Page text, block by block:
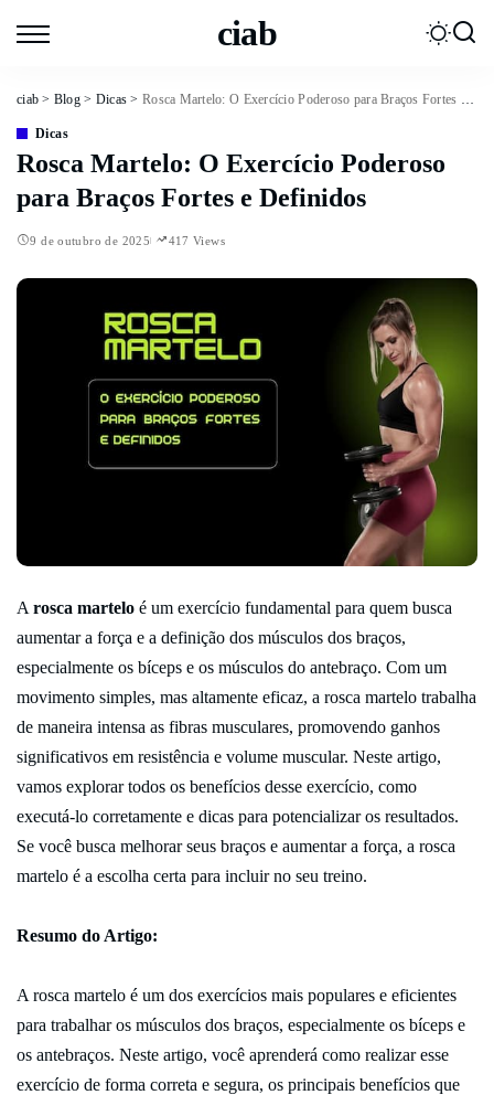
ciab
ciab > Blog > Dicas > Rosca Martelo: O Exercício Poderoso para Braços Fortes e Definidos
Dicas
Rosca Martelo: O Exercício Poderoso
para Braços Fortes e Definidos
9 de outubro de 2025 417 Views
Arosca martelo é um exercício fundamental para quem busca
aumentar a força e a definição dos músculos dos braços,
especialmente os bíceps e os músculos do antebraço. Com um
movimento simples, mas altamente eficaz, a rosca martelo trabalha
de maneira intensa as fibras musculares, promovendo ganhos
significativos em resistência e volume muscular. Neste artigo,
vamos explorar todos os benefícios desse exercício, como
executá-lo corretamente e dicas para potencializar os resultados.
Se você busca melhorar seus braços e aumentar a força, a rosca
martelo é a escolha certa para incluir no seu treino.
Resumo do Artigo:
A rosca martelo é um dos exercícios mais populares e eficientes
para trabalhar os músculos dos braços, especialmente os bíceps e
os antebraços. Neste artigo, você aprenderá como realizar esse
exercício de forma correta e segura, os principais benefícios que